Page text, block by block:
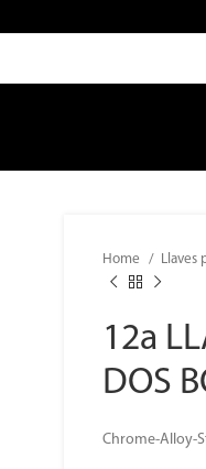
Home Llaves
12a
DOS
Chrome-Alloy-